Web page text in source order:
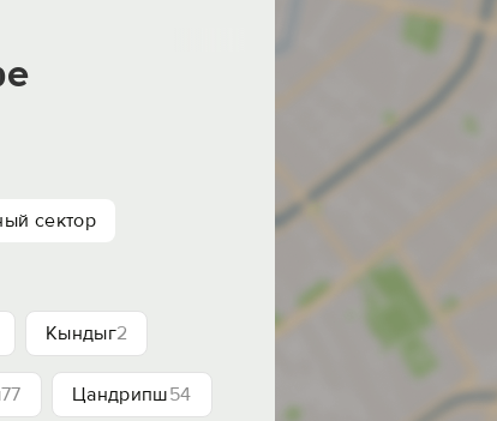
сектор
Кындыг2
77 Цандрипш54